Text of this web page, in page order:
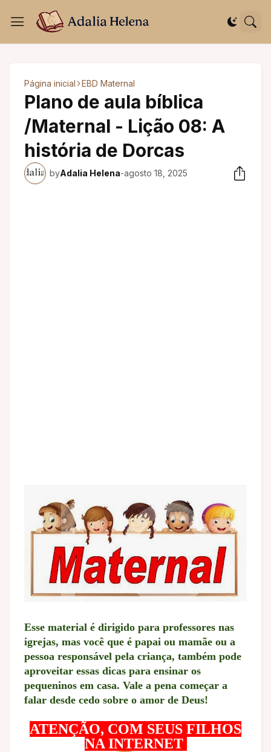
Página inicial EBD Maternal
Plano de aula bíblica
/Maternal - Lição 08: A
história de Dorcas
byAdalia Helena-agosto 18, 2025
Esse material é dirigido para professores nas
igrejas, mas você que é papai ou mamãe ou a
pessoa responsável pela criança, também pode
aproveitar essas dicas para ensinar os
pequeninos em casa. Vale a pena começar a
falar desde cedo sobre o amor de Deus!
ATENÇÃO, COM SEUS FILHOS
NA INTERNET